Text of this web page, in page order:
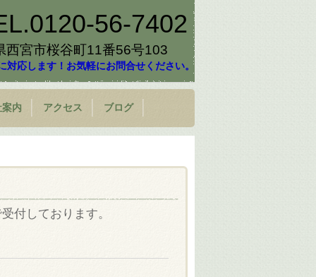
0120-56-7402
宮市桜谷町11番56号103
対応します！お気軽にお問合せください。
内 アクセス ブログ
付しております。